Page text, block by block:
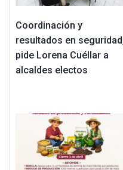
Coordinación y
resultados en
pide Lorena Cuéllar a
alcaldes electos